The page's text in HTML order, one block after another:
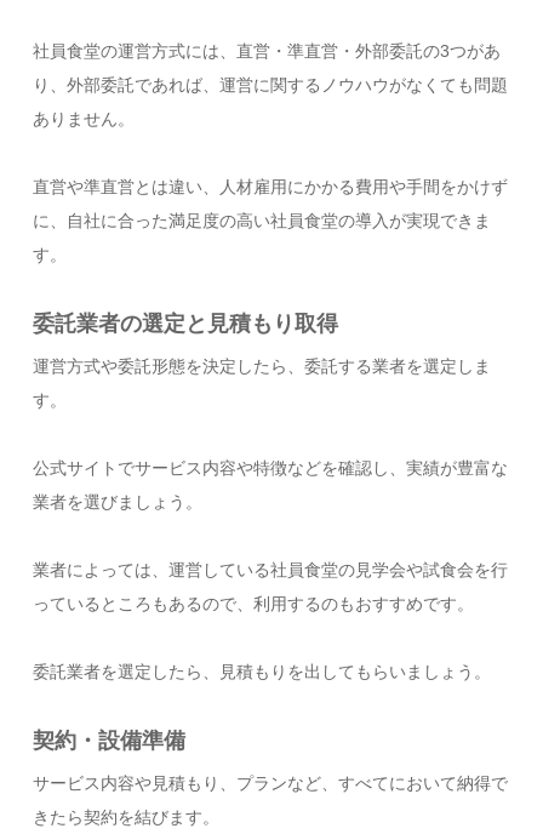
社員食堂の運営方式には、直営・準直営・外部委託の3つがあ
り、外部委託であれば、運営に関するノウハウがなくても問題
ありません。
直営や準直営とは違い、人材雇用にかかる費用や手間をかけず
に、自社に合った満足度の高い社員食堂の導入が実現できま
す。
委託業者の選定と見積もり取得
運営方式や委託形態を決定したら、委託する業者を選定しま
す。
公式サイトでサービス内容や特徴などを確認し、実績が豊富な
業者を選びましょう。
業者によっては、運営している社員食堂の見学会や試食会を行
っているところもあるので、利用するのもおすすめです。
委託業者を選定したら、見積もりを出してもらいましょう。
契約・設備準備
サービス内容や見積もり、プランなど、すべてにおいて納得で
きたら契約を結びます。